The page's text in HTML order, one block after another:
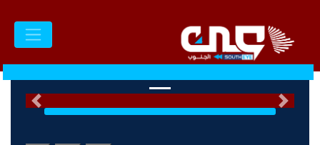
التالى السابق